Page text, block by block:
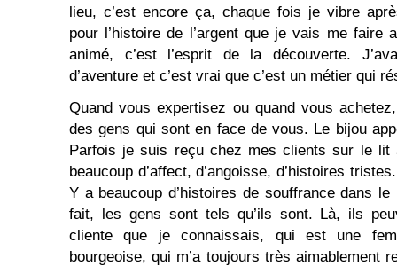
lieu, c’est encore ça, chaque fois je vibre
pour l’histoire de l’argent que je vais me faire
animé, c’est l’esprit de la découverte.
d’aventure et c’est vrai que c’est un métier qui
Quand vous expertisez ou quand vous
des gens qui sont en face de vous. Le bijou
Parfois je suis reçu chez mes clients sur le
beaucoup d’affect, d’angoisse, d’histoires
Y a beaucoup d’histoires de souffrance dans
fait, les gens sont tels qu’ils sont. Là, ils
cliente que je connaissais, qui est une
bourgeoise, qui m’a toujours très aimablement